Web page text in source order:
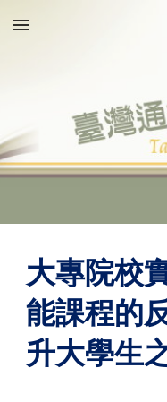
Skip to main content
大專院校
能課程的
升大學生